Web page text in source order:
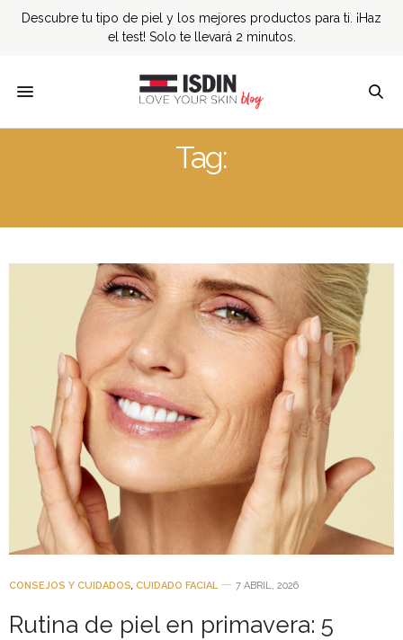
Descubre tu tipo de piel y los mejores productos para ti. ¡Haz
el test! Solo te llevará 2 minutos.
Tag:
CONSEJOS Y CUIDADOS, CUIDADO FACIAL 7 ABRIL, 2026
Rutina de piel en primavera: 5